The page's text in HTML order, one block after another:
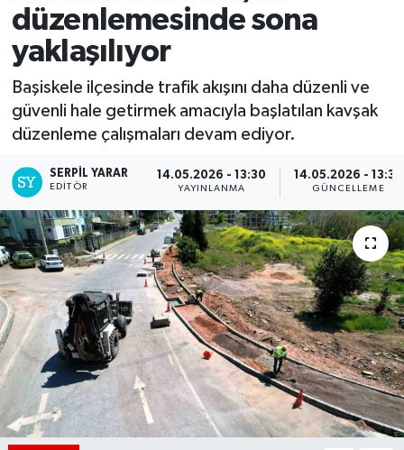
düzenlemesinde sona
yaklaşılıyor
Başiskele ilçesinde trafik akışını daha düzenli ve
güvenli hale getirmek amacıyla başlatılan kavşak
düzenleme çalışmaları devam ediyor.
SERPİL YARAR
EDITÖR
14.05.2026 - 13:30
YAYINLANMA
14.05.2026 - 13:35
GÜNCELLEME